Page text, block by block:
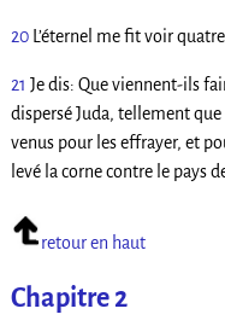
20L’éternel me fit voir
21 Je dis: Que viennent-ils
dispersé Juda, tellement
venus pour les effrayer, et
levé la corne contre le pays
retour en haut
Chapitre 2